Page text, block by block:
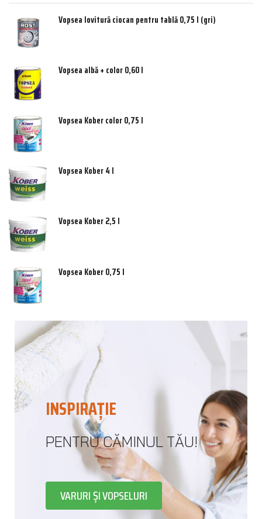
Vopsea lovitură ciocan pentru tablă 0,75 l (gri)
Vopsea albă + color 0,60 l
Vopsea Kober color 0,75 l
Vopsea Kober 4 l
Vopsea Kober 2,5 l
Vopsea Kober 0,75 l
INSPIRAȚIE
PENTRU CĂMINUL TĂU!
VARURI ȘI VOPSELURI